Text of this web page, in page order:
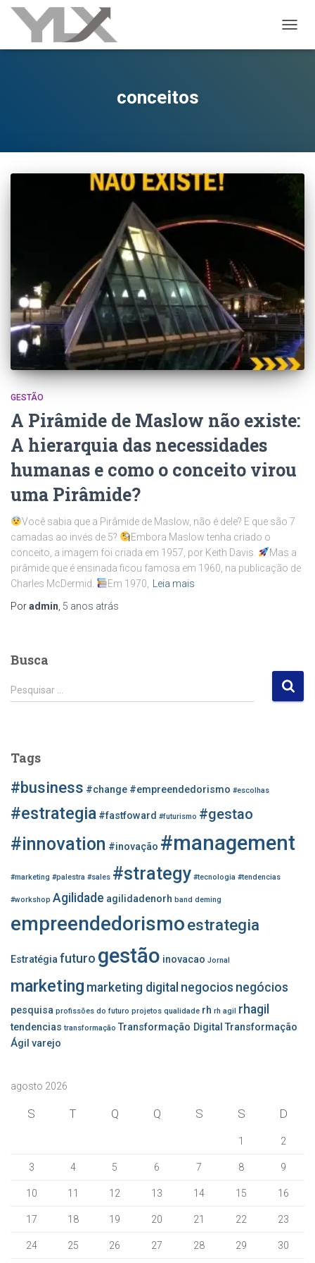
conceitos
GESTÃO
A Pirâmide de Maslow não existe:
A hierarquia das necessidades
humanas e como o conceito virou
uma Pirâmide?
Você sabia que a Pirâmide de Maslow, não é dele? E que são 7
camadas ao invés de 5?
Embora Maslow tenha criado o
conceito, a imagem foi criada em 1957, por Keith Davis.
Mas a
pirâmide que é ensinada ficou famosa em 1960, na publicação de
Charles McDermid.
Em 1970,
Leia mais
Poradmin 5 anos atrás
Busca
P
e
a
r
o
Pesquisar …
Tags
#business #change #empreendedorismo #escolhas
#estrategia #fastfoward #futurismo #gestao
#innovation #inovação #management
#marketing #palestra #sales #strategy #tecnologia #tendencias
#workshop Agilidade agilidadenorh band deming
empreendedorismoestrategia
Estratégiafuturo gestão inovacao Jornal
marketing marketing digital negocios negócios
pesquisa profissões do futuro projetos qualidade rh rh agil rhagil
tendencias transformação Transformação Digital Transformação
Ágil varejo
agosto 2026
S T Q Q S S D
1 2
3 4 5 6 7 8 9
10 11 12 13 14 15 16
17 18 19 20 21 22 23
24 25 26 27 28 29 30